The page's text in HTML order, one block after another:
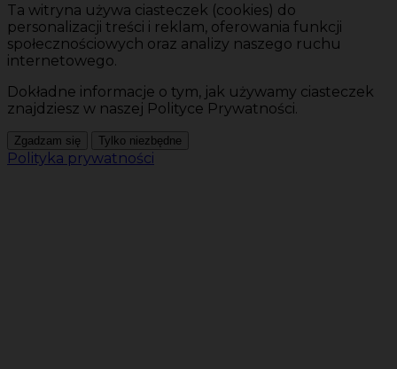
Ta witryna używa ciasteczek (cookies) do
personalizacji treści i reklam, oferowania funkcji
społecznościowych oraz analizy naszego ruchu
internetowego.
Dokładne informacje o tym, jak używamy ciasteczek
znajdziesz w naszej Polityce Prywatności.
Zgadzam się Tylko niezbędne
Polityka prywatności